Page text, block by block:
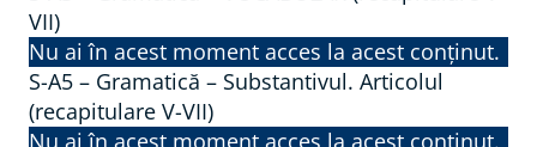
i
t
e
r
VII)
Nu ai în acest moment acces la acest conținut.
S-A5 – Gramatică – Substantivul. Articolul
(recapitulare V-VII)
Nu ai în acest moment acces la acest conținut.